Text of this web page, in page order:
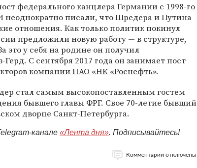
федерального канцлера Германии с 1998-го
писали, что Шредера и Путина
отношения. Как только политик покинул
предложили новую работу — в структуре,
это у себя на родине он получил
С сентября 2017 года он занимает пост
компании ПАО «НК «Роснефть».
стал самым высокопоставленным гостем
бывшего главы ФРГ. Свое 70-летие бывший
дворце Санкт-Петербурга.
канале «Лента дня». Подписывайтесь!
Комментарии отключены